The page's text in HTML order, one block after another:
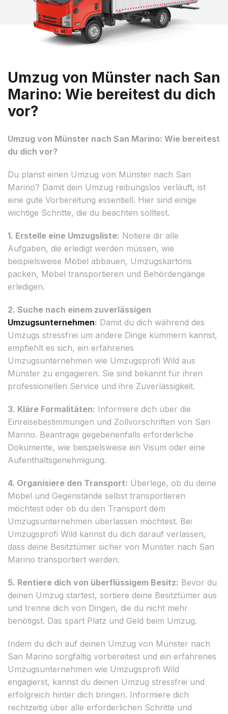
Umzug von Münster nach San
Marino: Wie bereitest du dich
vor?
Umzug von Münster nach San Marino: Wie bereitest
du dich vor?
Du planst einen Umzug von Münster nach San
Marino? Damit dein Umzug reibungslos verläuft, ist
eine gute Vorbereitung essentiell. Hier sind einige
wichtige Schritte, die du beachten solltest.
1. Erstelle eine Umzugsliste: Notiere dir alle
Aufgaben, die erledigt werden müssen, wie
beispielsweise Möbel abbauen, Umzugskartons
packen, Möbel transportieren und Behördengänge
erledigen.
2. Suche nach einem zuverlässigen
Umzugsunternehmen: Damit du dich während des
Umzugs stressfrei um andere Dinge kümmern kannst,
empfiehlt es sich, ein erfahrenes
Umzugsunternehmen wie Umzugsprofi Wild aus
Münster zu engagieren. Sie sind bekannt für ihren
professionellen Service und ihre Zuverlässigkeit.
3. Kläre Formalitäten: Informiere dich über die
Einreisebestimmungen und Zollvorschriften von San
Marino. Beantrage gegebenenfalls erforderliche
Dokumente, wie beispielsweise ein Visum oder eine
Aufenthaltsgenehmigung.
4. Organisiere den Transport: Überlege, ob du deine
Möbel und Gegenstände selbst transportieren
möchtest oder ob du den Transport dem
Umzugsunternehmen überlassen möchtest. Bei
Umzugsprofi Wild kannst du dich darauf verlassen,
dass deine Besitztümer sicher von Münster nach San
Marino transportiert werden.
5. Rentiere dich von überflüssigem Besitz: Bevor du
deinen Umzug startest, sortiere deine Besitztümer aus
und trenne dich von Dingen, die du nicht mehr
benötigst. Das spart Platz und Geld beim Umzug.
Indem du dich auf deinen Umzug von Münster nach
San Marino sorgfältig vorbereitest und ein erfahrenes
Umzugsunternehmen wie Umzugsprofi Wild
engagierst, kannst du deinen Umzug stressfrei und
erfolgreich hinter dich bringen. Informiere dich
rechtzeitig über alle erforderlichen Schritte und